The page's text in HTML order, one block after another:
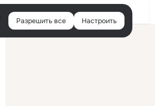
Войти
Разрешить все Настроить